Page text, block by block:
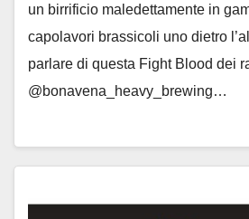
un birrificio maledettamente in
capolavori brassicoli uno dietro
parlare di questa Fight Blood dei
@bonavena_heavy_brewing…